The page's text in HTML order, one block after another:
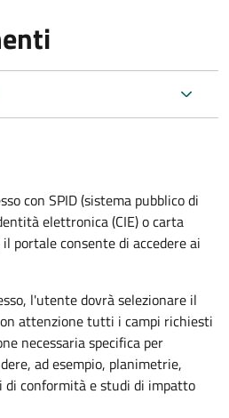
con SPID (sistema pubblico di
elettronica (CIE) o carta
portale consente di accedere ai
l'utente dovrà selezionare il
attenzione tutti i campi richiesti
necessaria specifica per
ad esempio, planimetrie,
conformità e studi di impatto